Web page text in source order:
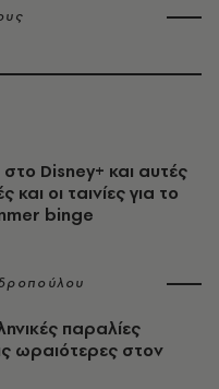
στο Disney+ και αυτές
και οι ταινίες για το
binge
παραλίες
ωραιότερες στον